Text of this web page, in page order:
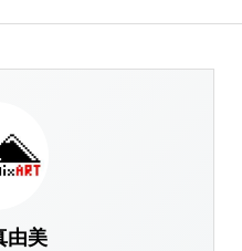
由美